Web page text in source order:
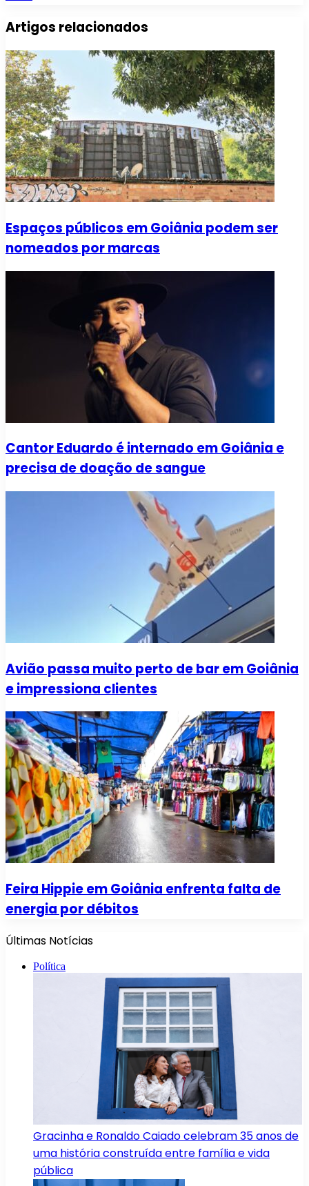
Artigos relacionados
Espaços públicos em Goiânia podem ser
nomeados por marcas
Cantor Eduardo é internado em Goiânia e
precisa de doação de sangue
Avião passa muito perto de bar em Goiânia
e impressiona clientes
Feira Hippie em Goiânia enfrenta falta de
energia por débitos
Últimas Notícias
Política
Gracinha e Ronaldo Caiado celebram 35 anos de
uma história construída entre família e vida
pública